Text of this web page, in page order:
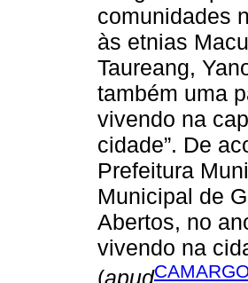
comunidades
às etnias
Taureang,
também uma
vivendo na
cidade”. De
Prefeitura
Municipal de
Abertos, no
vivendo na
(apud